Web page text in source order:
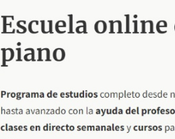
principal